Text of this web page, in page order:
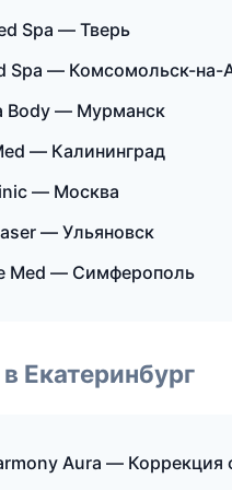
Spa — Тверь
Spa — Комсомольск-на-
Body — Мурманск
— Калининград
— Москва
— Ульяновск
Med — Симферополь
Екатеринбург
Aura — Коррекция